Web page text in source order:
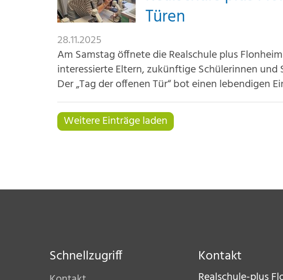
Türen
28.11.2025
Am Samstag öffnete die Realschule plus
interessierte Eltern, zukünftige Schülerinnen und
Der „Tag der offenen Tür“ bot einen lebendigen
Weitere Einträge laden
Schnellzugriff Kontakt